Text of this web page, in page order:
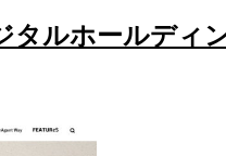
タルホールデ